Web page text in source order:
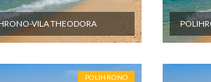
VILA THEODORA
POLIHRONO